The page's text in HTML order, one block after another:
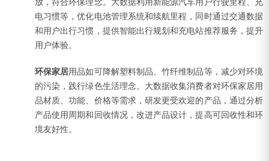
放，符合环保理念。大数据利用新能源汽车用户行驶里程、充
电习惯等，优化电池管理系统和续航里程，同时通过交通数据
和用户出行习惯，提供智能出行规划和充电站推荐服务，提升
用户体验。
环保家居用品如可降解塑料制品、竹纤维制品等，减少对环境
的污染，践行绿色生活理念。大数据收集消费者对环保家居用
品材质、功能、价格等需求，研发更受欢迎的产品，通过分析
产品使用周期和回收情况，改进产品设计，提高可回收性和环
境友好性。